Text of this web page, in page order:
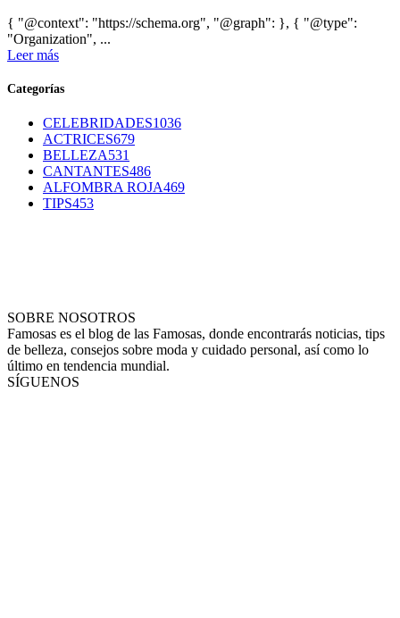
{ "@context": "https://schema.org", "@graph": }, { "@type":
"Organization", ...
Leer más
Categorías
CELEBRIDADES1036
ACTRICES679
BELLEZA531
CANTANTES486
ALFOMBRA ROJA469
TIPS453
SOBRE NOSOTROS
Famosas es el blog de las Famosas, donde encontrarás noticias, tips
de belleza, consejos sobre moda y cuidado personal, así como lo
último en tendencia mundial.
SÍGUENOS